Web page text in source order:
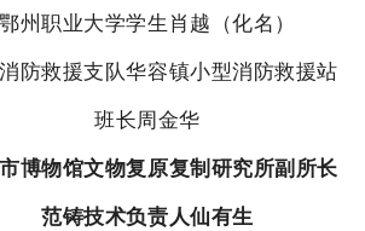
鄂州职业大学学生肖越（化名）
防救援支队华容镇小型消防救援站
班长周金华
博物馆文物复原复制研究所副所长
范铸技术负责人仙有生